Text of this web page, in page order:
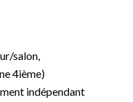
salon,
4ième)
indépendant